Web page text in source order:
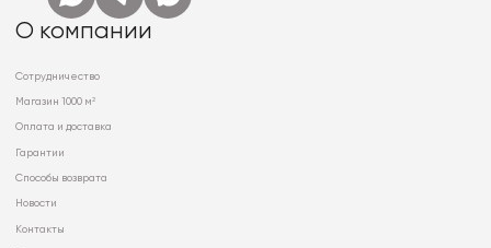
О компании
Сотрудничество
Магазин 1000 м²
Оплата и доставка
Гарантии
Способы возврата
Новости
Контакты